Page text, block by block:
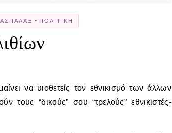
ΑΣΠΆΛΑΞ - ΠΟΛΙΤΙΚΉ
τους “δικούς” σου “τρελούς” εθνικιστές-